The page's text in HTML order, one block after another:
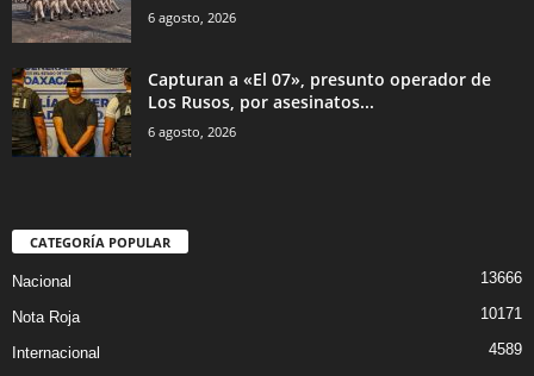
6 agosto, 2026
Capturan a «El 07», presunto operador de
Los Rusos, por asesinatos...
6 agosto, 2026
CATEGORÍA POPULAR
Nacional 13666
Nota Roja 10171
Internacional
4589